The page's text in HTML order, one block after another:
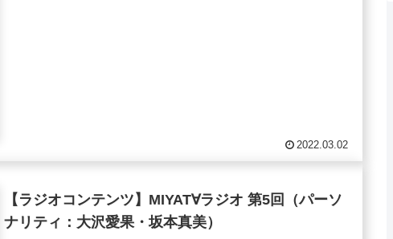
2022.03.02
【ラジオコンテンツ】MIYAT∀ラジオ 第5回（パーソ
ナリティ：大沢愛果・坂本真美）